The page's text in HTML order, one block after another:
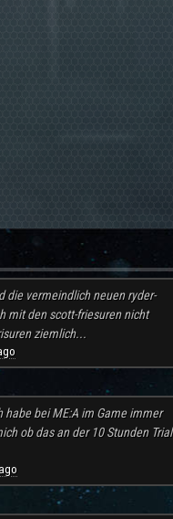
die vermeindlich neuen ryder-
mit den scott-friesuren nicht
ziemlich...
bei ME:A im Game immer
ob das an der 10 Stunden Trial